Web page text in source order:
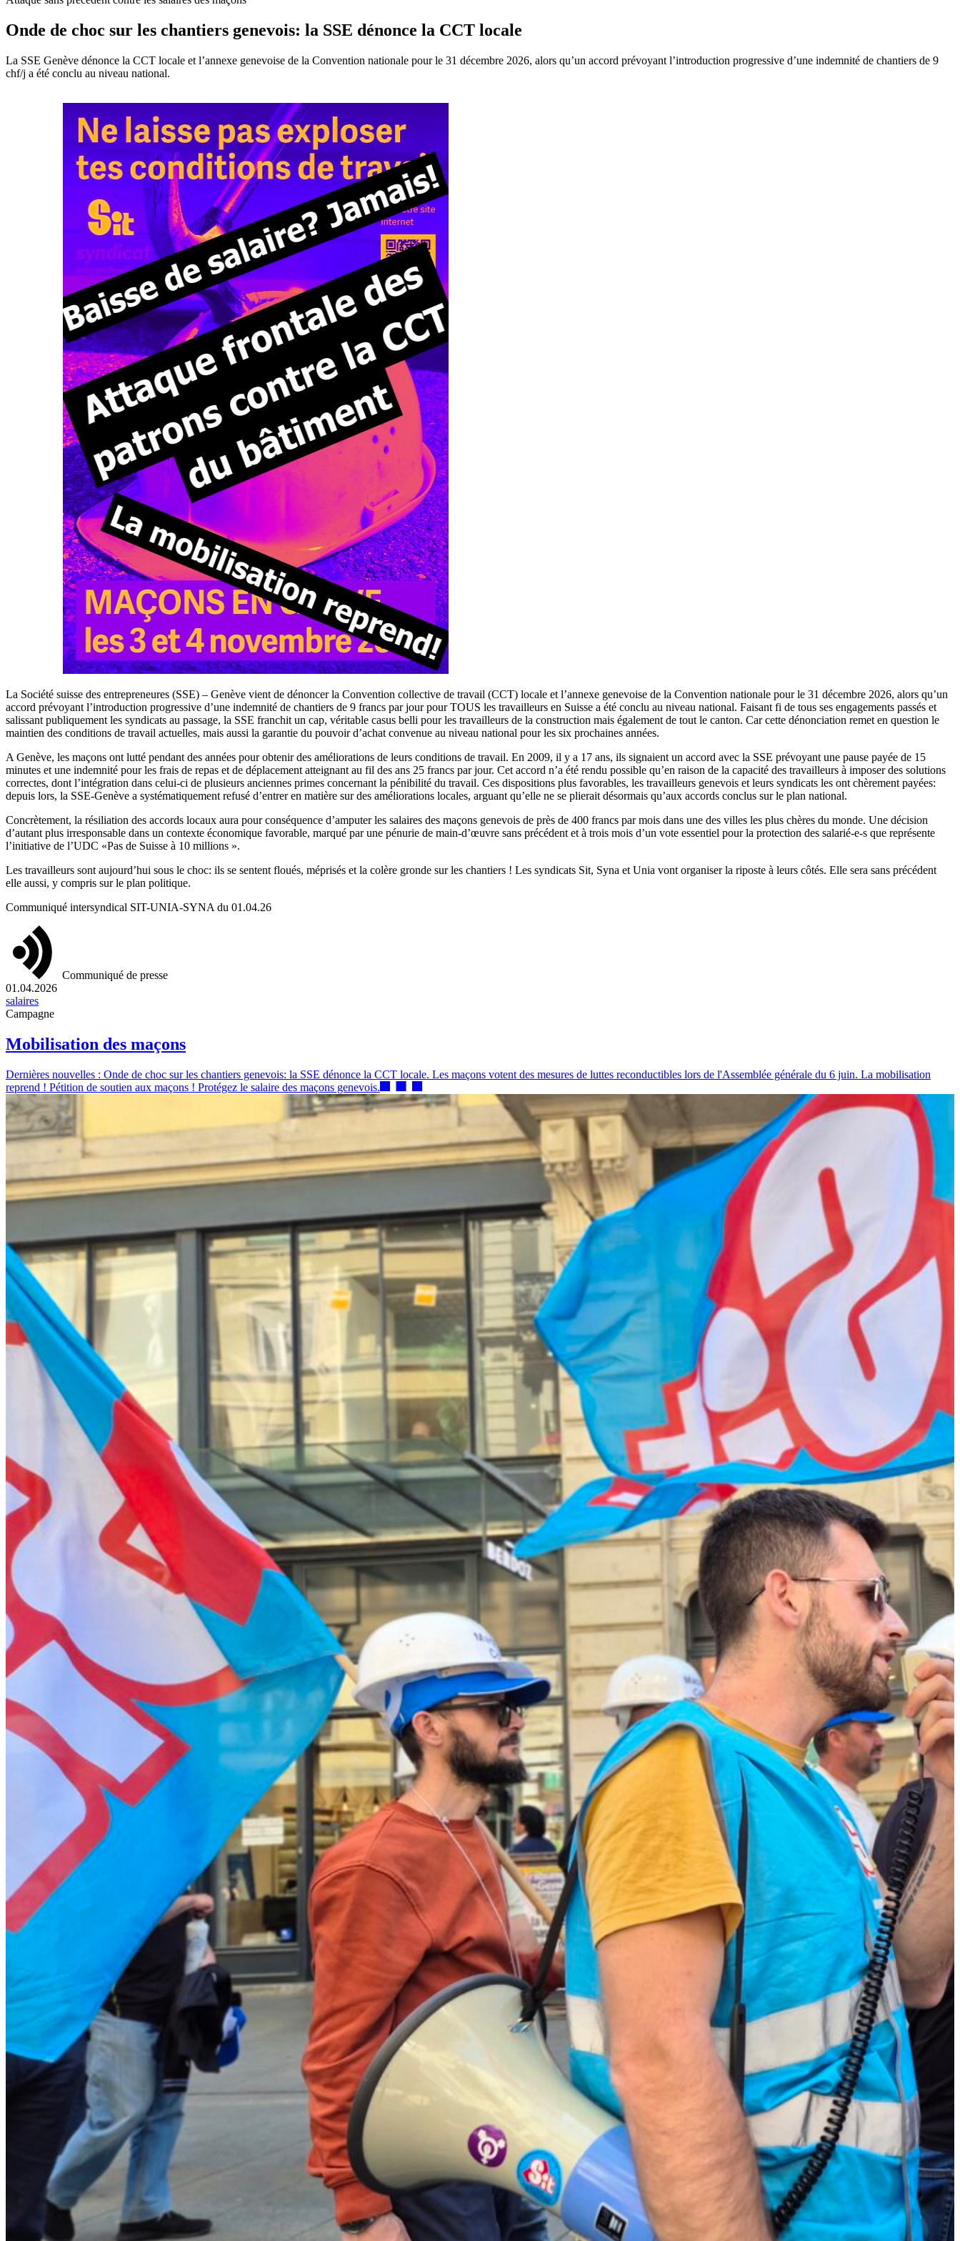
Onde de choc sur les chantiers genevois: la SSE dénonce la CCT locale
La SSE Genève dénonce la CCT locale et l’annexe genevoise de la Convention nationale pour le 31 décembre 2026, alors qu’un accord prévoyant l’introduction progressive d’une indemnité de chantiers de 9
chf/j a été conclu au niveau national.
La Société suisse des entrepreneures (SSE) – Genève vient de dénoncer la Convention collective de travail (CCT) locale et l’annexe genevoise de la Convention nationale pour le 31 décembre 2026, alors qu’un
accord prévoyant l’introduction progressive d’une indemnité de chantiers de 9 francs par jour pour TOUS les travailleurs en Suisse a été conclu au niveau national. Faisant fi de tous ses engagements passés et
salissant publiquement les syndicats au passage, la SSE franchit un cap, véritable casus belli pour les travailleurs de la construction mais également de tout le canton. Car cette dénonciation remet en question le
maintien des conditions de travail actuelles, mais aussi la garantie du pouvoir d’achat convenue au niveau national pour les six prochaines années.
A Genève, les maçons ont lutté pendant des années pour obtenir des améliorations de leurs conditions de travail. En 2009, il y a 17 ans, ils signaient un accord avec la SSE prévoyant une pause payée de 15
minutes et une indemnité pour les frais de repas et de déplacement atteignant au fil des ans 25 francs par jour. Cet accord n’a été rendu possible qu’en raison de la capacité des travailleurs à imposer des solutions
correctes, dont l’intégration dans celui-ci de plusieurs anciennes primes concernant la pénibilité du travail. Ces dispositions plus favorables, les travailleurs genevois et leurs syndicats les ont chèrement payées:
depuis lors, la SSE-Genève a systématiquement refusé d’entrer en matière sur des améliorations locales, arguant qu’elle ne se plierait désormais qu’aux accords conclus sur le plan national.
Concrètement, la résiliation des accords locaux aura pour conséquence d’amputer les salaires des maçons genevois de près de 400 francs par mois dans une des villes les plus chères du monde. Une décision
d’autant plus irresponsable dans un contexte économique favorable, marqué par une pénurie de main-d’œuvre sans précédent et à trois mois d’un vote essentiel pour la protection des salarié-e-s que représente
l’initiative de l’UDC «Pas de Suisse à 10 millions ».
Les travailleurs sont aujourd’hui sous le choc: ils se sentent floués, méprisés et la colère gronde sur les chantiers ! Les syndicats Sit, Syna et Unia vont organiser la riposte à leurs côtés. Elle sera sans précédent
elle aussi, y compris sur le plan politique.
Communiqué intersyndical SIT-UNIA-SYNA du 01.04.26
Communiqué de presse
01.04.2026
salaires
Campagne
Mobilisation des maçons
Dernières nouvelles : Onde de choc sur les chantiers genevois: la SSE dénonce la CCT locale. Les maçons votent des mesures de luttes reconductibles lors de l'Assemblée générale du 6 juin. La mobilisation
reprend ! Pétition de soutien aux maçons ! Protégez le salaire des maçons genevois.